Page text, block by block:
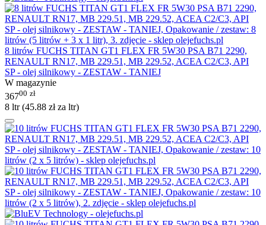
8 litrów FUCHS TITAN GT1 FLEX FR 5W30 PSA B71 2290,
RENAULT RN17, MB 229.51, MB 229.52, ACEA C2/C3, API
SP - olej silnikowy - ZESTAW - TANIEJ
W magazynie
36700 zł
8 ltr (45.88 złza ltr)